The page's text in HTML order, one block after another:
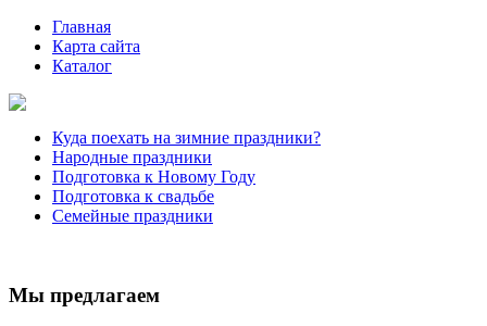
Главная
Карта сайта
Каталог
Куда поехать на зимние праздники?
Народные праздники
Подготовка к Новому Году
Подготовка к свадьбе
Семейные праздники
Мы предлагаем